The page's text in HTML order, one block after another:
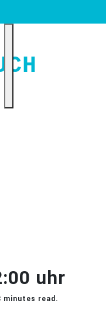
uhr
minutes read.